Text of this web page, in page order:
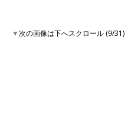
▼次の画像は下へスクロール (9/31)